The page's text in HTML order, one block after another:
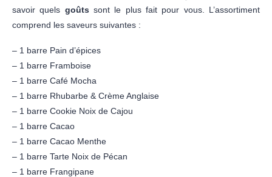
savoir quels goûtssont le plus fait pour vous. L’assortiment
comprend les saveurs suivantes :
– 1 barre Pain d’épices
– 1 barre Framboise
– 1 barre Café Mocha
– 1 barre Rhubarbe & Crème Anglaise
– 1 barre Cookie Noix de Cajou
– 1 barre Cacao
– 1 barre Cacao Menthe
– 1 barre Tarte Noix de Pécan
– 1 barre Frangipane